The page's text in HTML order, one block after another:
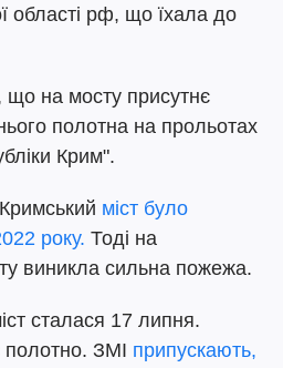
області рф, що їхала до
на мосту присутнє
полотна на прольотах
Крим".
міст було
року. Тоді на
виникла сильна пожежа.
сталася 17 липня.
ЗМІ припускають,